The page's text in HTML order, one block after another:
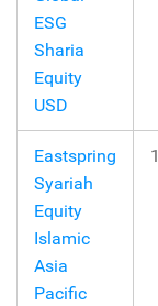
ESG
Sharia
Equity
USD
Eastspring
Syariah
Equity
Islamic
Asia
Pacific